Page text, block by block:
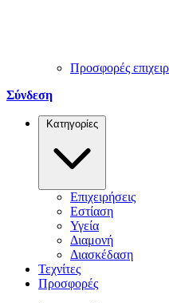
Προσφορές
Σύνδεση
Κατηγορίες
Επιχειρήσεις
Εστίαση
Υγεία
Διαμονή
Διασκέδαση
Τεχνίτες
Προσφορές